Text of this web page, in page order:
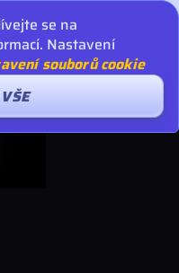
se na
Nastavení
souborů cookie